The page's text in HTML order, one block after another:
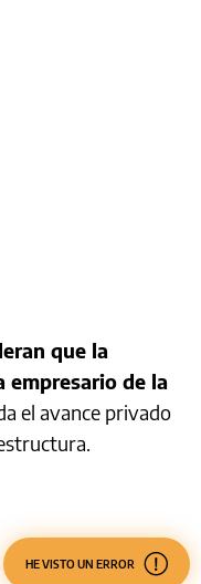
que la
empresario de la
el avance privado
HE VISTO UN ERROR